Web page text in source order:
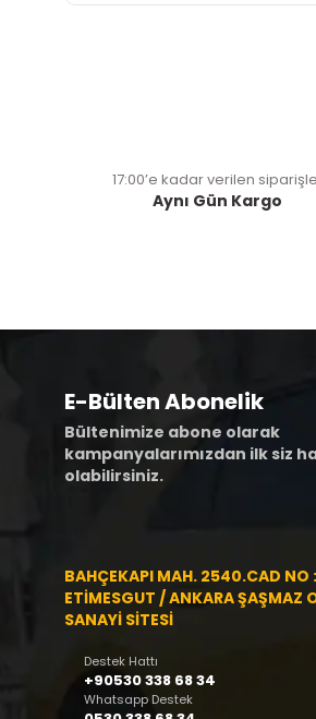
17:00’e kadar verilen
Aynı Gün Kargo
E-Bülten Abonelik
Bültenimize abone olarak
kampanyalarımızdan ilk siz
olabilirsiniz.
BAHÇEKAPI MAH. 2540.CAD NO
ETİMESGUT / ANKARA ŞAŞMAZ
SANAYİ SİTESİ
Destek Hattı
+90530 338 68 34
Whatsapp Destek